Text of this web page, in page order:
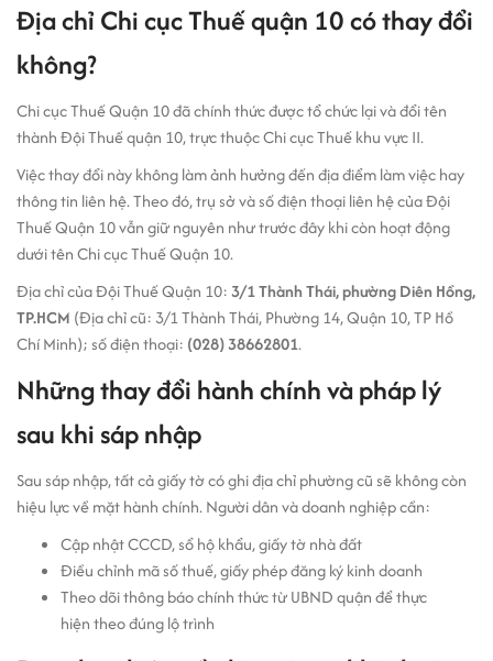
Địa chỉ Chi cục Thuế quận 10 có thay đổi
không?
Chi cục Thuế Quận 10 đã chính thức được tổ chức lại và đổi tên
thành Đội Thuế quận 10, trực thuộc Chi cục Thuế khu vực II.
Việc thay đổi này không làm ảnh hưởng đến địa điểm làm việc hay
thông tin liên hệ. Theo đó, trụ sở và số điện thoại liên hệ của Đội
Thuế Quận 10 vẫn giữ nguyên như trước đây khi còn hoạt động
dưới tên Chi cục Thuế Quận 10.
Địa chỉ của Đội Thuế Quận 10:3/1 Thành Thái, phường Diên Hồng,
TP.HCM (Địa chỉ cũ: 3/1 Thành Thái, Phường 14, Quận 10, TP Hồ
Chí Minh); số điện thoại: (028) 38662801.
Những thay đổi hành chính và pháp lý
sau khi sáp nhập
Sau sáp nhập, tất cả giấy tờ có ghi địa chỉ phường cũ sẽ không còn
hiệu lực về mặt hành chính. Người dân và doanh nghiệp cần:
Cập nhật CCCD, sổ hộ khẩu, giấy tờ nhà đất
Điều chỉnh mã số thuế, giấy phép đăng ký kinh doanh
Theo dõi thông báo chính thức từ UBND quận để thực
hiện theo đúng lộ trình